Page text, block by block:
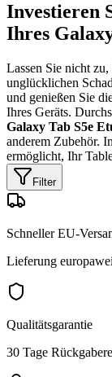
Investieren
Ihres
Lassen Sie nicht
unglücklichen
und genießen Sie
Ihres Geräts.
Galaxy Tab S5e
anderem Zubehör.
ermöglicht, Ihr
Filter
Schneller EU-
Lieferung
Qualitätsgarantie
30 Tage